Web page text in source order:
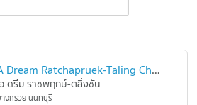
A Dream Ratchapruek-Taling Chan
อ ดรีม ราชพฤกษ์-ตลิ่งชัน
งกรวย นนทบุรี